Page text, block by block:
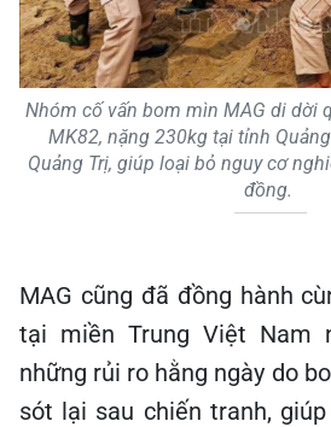
Nhóm cố vấn bom mìn MAG di dời
MK82, nặng 230kg tại tỉnh
Quảng Trị, giúp loại bỏ nguy cơ
đồng.
MAG cũng đã đồng hành
tại miền Trung Việt Nam
những rủi ro hằng ngày do
sót lại sau chiến tranh,